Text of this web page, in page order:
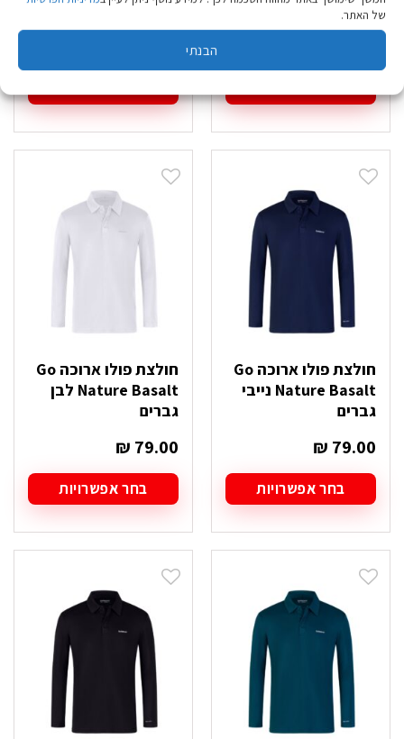
של האתר.
הבנתי
Tactical
למוצר
זה
יש
סוגים.
לבחור
האפשרויות
בעמוד
המוצר
למוצר
זה
יש
סוגים.
לבחור
האפשרויות
חולצת פולו ארוכה Go
Nature Basalt נייבי
גברים
₪ 79.00
בחר אפשרויות
זה
יש
סוגים.
לבחור
האפשרויות
בעמוד
המוצר
חולצת פולו ארוכה Go
Nature Basalt לבן
גברים
₪ 79.00
בחר אפשרויות
זה
יש
סוגים.
לבחור
האפשרויות
בעמוד
המוצר